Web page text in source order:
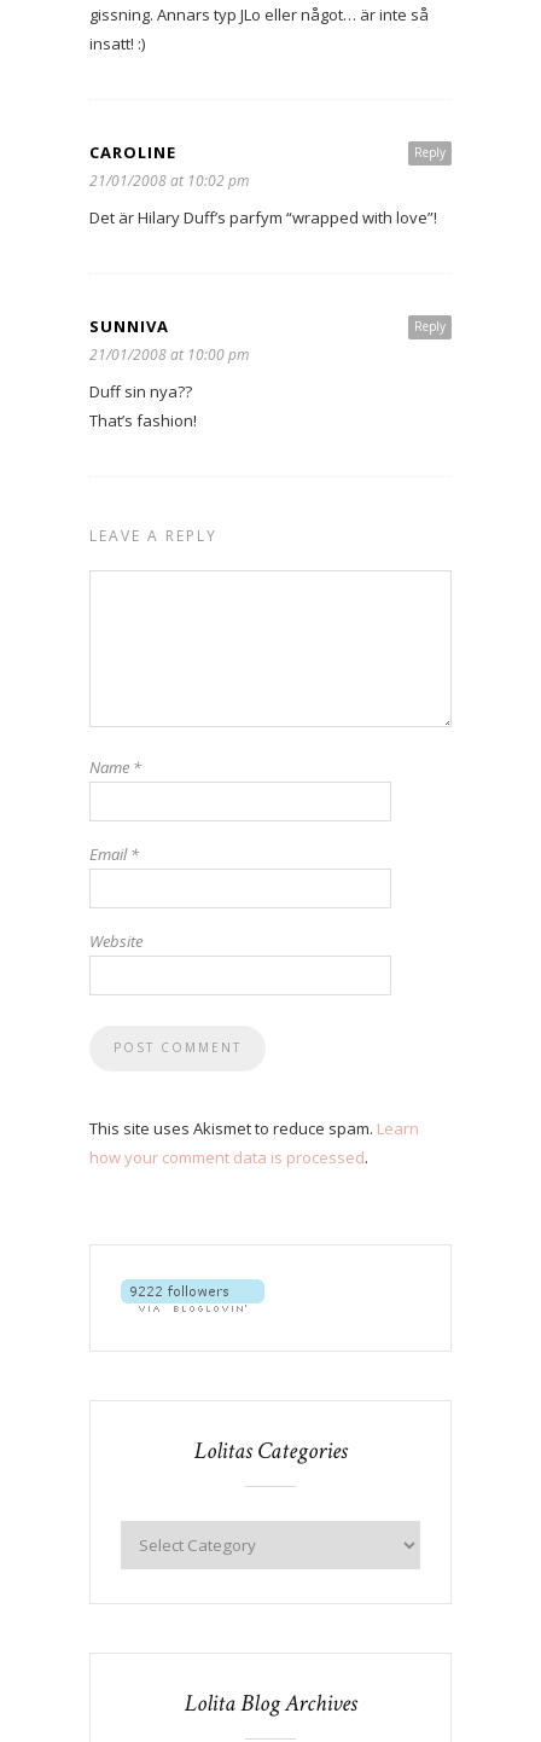
gissning. Annars typ JLo eller något… är inte så
insatt! :)
Reply
CAROLINE
21/01/2008 at 10:02 pm
Det är Hilary Duff’s parfym “wrapped with love”!
Reply
SUNNIVA
21/01/2008 at 10:00 pm
Duff sin nya??
That’s fashion!
LEAVE A REPLY
Name *
Email*
Website
This site uses Akismet to reduce spam. Learn
how your comment data is processed.
Lolitas Categories
Lolita Blog Archives